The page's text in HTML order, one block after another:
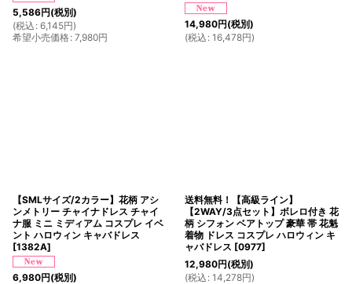
5,586円(税別)
(税込 : 6,145円)
希望小売価格: 7,980円
14,980円(税別)
(税込 : 16,478円)
【SMLサイズ/2カラー】花柄 アシ
ンメトリー チャイナドレス チャイ
ナ服 ミニ ミディアム コスプレ イベ
ント ハロウィン キャバドレス
[1382A]
6,980円(税別)
送料無料！【高級ライン】
【2WAY/3点セット】ボレロ付き 花
柄 シフォン ベアトップ 豪華 帯 花魁
着物 ドレス コスプレ ハロウィン キ
ャバドレス [0977]
12,980円(税別)
(税込 : 14,278円)